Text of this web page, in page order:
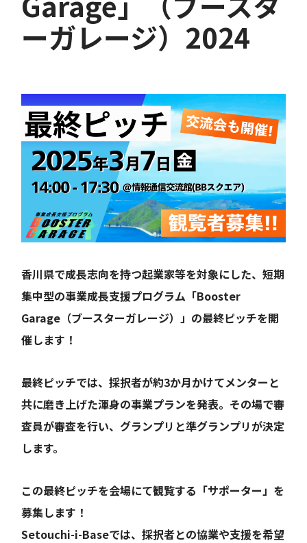
ーガレージ）2024
香川県で成長志向を持つ起業家等を対象にした、短期
集中型の事業成長支援プログラム「Booster
Garage（ブースターガレージ）」の最終ピッチを開
催します！
最終ピッチでは、採択者が約3か月かけてメンターと
共に磨き上げた渾身の事業プランを発表。その場で審
査員が審査を行い、グランプリと準グランプリが決定
します。
この最終ピッチを会場にて観覧する「サポーター」を
募集します！
Setouchi-i-Baseでは、採択者との協業や支援を希望